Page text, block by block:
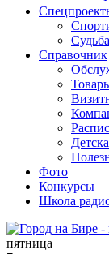
Справочник
Фото
Конкурсы
Школа
пятница